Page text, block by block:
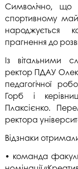
Символічно, що
спортивному
народжується
прагнення до
Із вітальними
ректор ПДАУ
педагогічної
Горб і
Плаксієнко.
ректора
Відзнаки
• команда